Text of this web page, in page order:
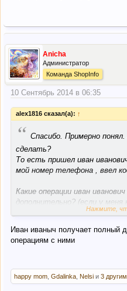
Anicha
Администратор
Команда ShopInfo
10 Сентябрь 2014 в 06:35
alex1816 сказал(а): ↑
“ Спасибо. Примерно
сделать?
То есть пришел иван
мой номер телефона , ввел
Какие операции иван
дополнительно? (если у меня
карточек например)?
оплату или перевод? (отъем
Нажмите,
Иван иваныч получает полный
операциям с ними
happy mom Gdalinka Nelsi и 3 другим